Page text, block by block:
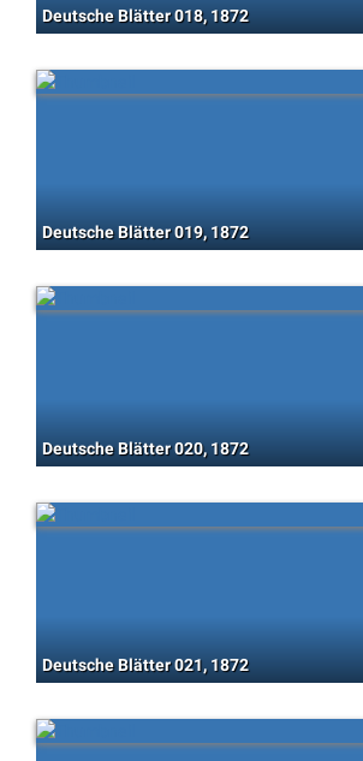
Deutsche Blätter 018, 1872
Deutsche Blätter 019, 1872
Deutsche Blätter 020, 1872
Deutsche Blätter 021, 1872